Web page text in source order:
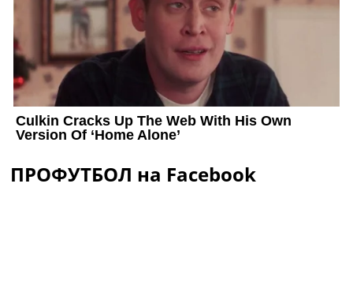
ПРОФУТБОЛ на Facebook